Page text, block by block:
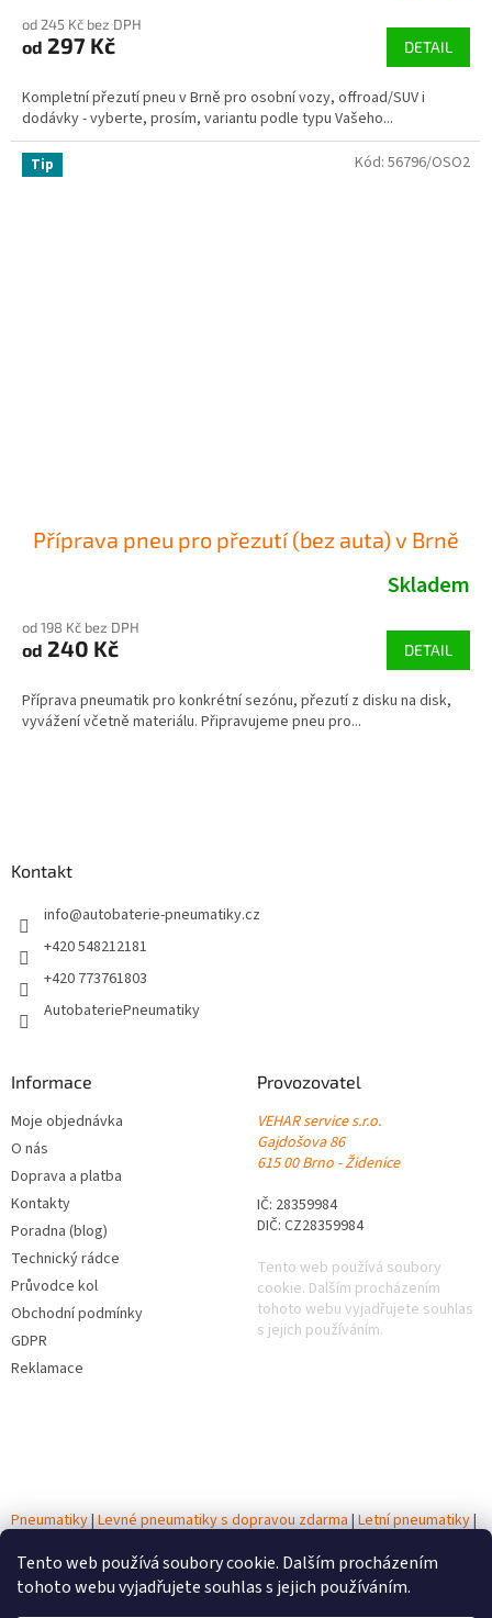
Tento web používá soubory cookie. Dalším procházením
tohoto webu vyjadřujete souhlas s jejich používáním.
od 245 Kč bez DPH
od 297 Kč DETAIL
Kompletní přezutí pneu v Brně pro osobní vozy, offroad/SUV i
dodávky - vyberte, prosím, variantu podle typu Vašeho...
Tip
Příprava pneu pro přezutí (bez auta) v Brně
Skladem
od 198 Kč bez DPH
od 240 Kč DETAIL
Příprava pneumatik pro konkrétní sezónu, přezutí z disku na disk,
vyvážení včetně materiálu. Připravujeme pneu pro...
Kód: 56796/OSO2
Kontakt
info@autobaterie-pneumatiky.cz
+420 548212181
+420 773761803
AutobateriePneumatiky
Informace
Moje objednávka
O nás
Doprava a platba
Kontakty
Poradna (blog)
Technický rádce
Průvodce kol
Obchodní podmínky
GDPR
Reklamace
Provozovatel
VEHAR service s.r.o.
Gajdošova 86
615 00 Brno - Židenice
IČ: 28359984
DIČ: CZ28359984
Tento web používá soubory
cookie. Dalším procházením
tohoto webu vyjadřujete souhlas
s jejich používáním.
Pneumatiky|Levné pneumatiky s dopravou zdarma|Letní pneumatiky|
Autobaterie